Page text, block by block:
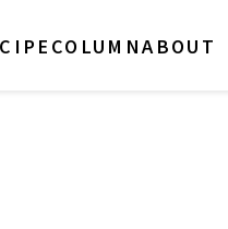
COLUMNABOUT